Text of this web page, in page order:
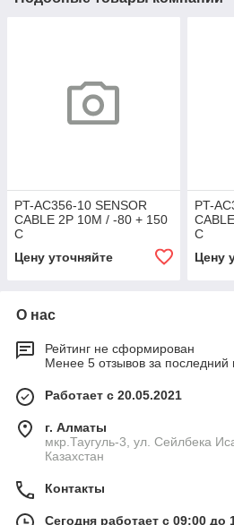
PT-AC356-10 SENSOR
CABLE 2P 10M / -80 + 150
C
Цену уточняйте
PT-
C
Цену
О нас
Рейтинг не сформирован
Менее 5 отзывов за последний
Работает с 20.05.2021
г. Алматы
мкр.Таугуль-3, ул. Сейлбека
Казахстан
Контакты
Сегодня работает с 09:00 до